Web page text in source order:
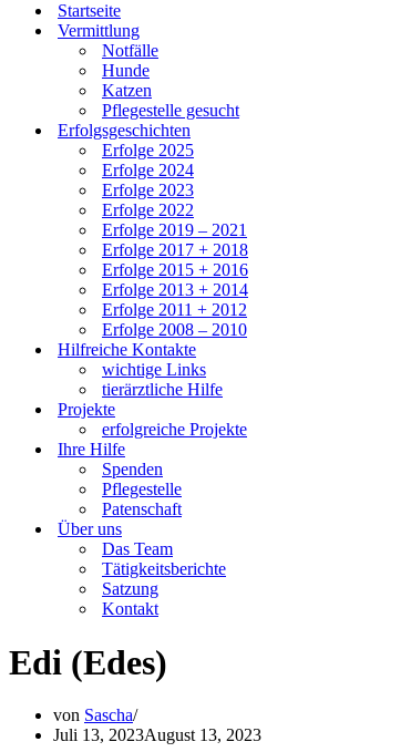
Startseite
Vermittlung
Notfälle
Hunde
Katzen
Pflegestelle gesucht
Erfolgsgeschichten
Erfolge 2025
Erfolge 2024
Erfolge 2023
Erfolge 2022
Erfolge 2019 – 2021
Erfolge 2017 + 2018
Erfolge 2015 + 2016
Erfolge 2013 + 2014
Erfolge 2011 + 2012
Erfolge 2008 – 2010
Hilfreiche Kontakte
wichtige Links
tierärztliche Hilfe
Projekte
erfolgreiche Projekte
Ihre Hilfe
Spenden
Pflegestelle
Patenschaft
Über uns
Das Team
Tätigkeitsberichte
Satzung
Kontakt
Edi (Edes)
von Sascha
Juli 13, 2023August 13, 2023